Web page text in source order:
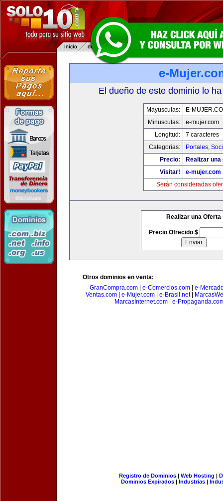
e-
El dueño de este dominio lo
Mayusculas:
E-
Minusculas:
e-mujer.com
Longitud:
7 caracteres
Categorias:
Portales,
Precio:
Realizar
Visitar!
e-mujer.com
Serán consideradas
Realizar una Oferta
Precio Ofrecido $
Otros dominios en venta:
GranCompra.com
e-Comercios.com
e-
Ventas.com| e-Mujer.com| e-Brasil.net|
MarcasInternet.com
e-
Registro de Dominios| Web Hosting |
Dominios Expirados | Industrias |